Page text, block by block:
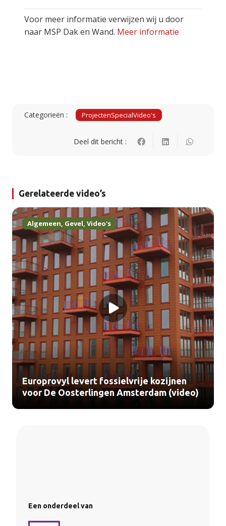
Voor meer informatie verwijzen wij u door
naar MSP Dak en Wand. Meer informatie
Categorieën : ProjectenSpecialVideo's
Deel dit bericht :
Gerelateerde video’s
Algemeen, Gevel, Video's
Europrovyl levert fossielvrije kozijnen
voor De Oosterlingen Amsterdam (video)
Een onderdeel van